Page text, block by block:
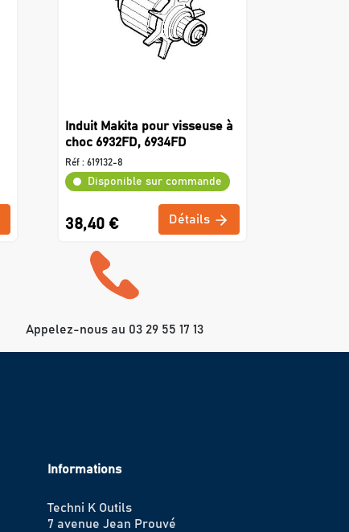
Induit Makita pour visseuse à
choc 6932FD, 6934FD
Réf : 619132-8
Disponible sur commande
38,40 € Détails
Appelez-nous au 03 29 55 17 13
Informations
Techni K Outils
7 avenue Jean Prouvé